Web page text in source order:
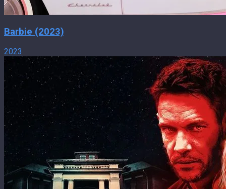
Barbie (2023)
2023